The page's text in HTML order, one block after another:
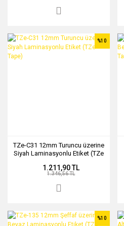
TZe-C31 12mm Turuncu üzerine
Siyah Laminasyonlu Etiket (TZe
%10
1.211,90 TL
1.346,56 TL
%10